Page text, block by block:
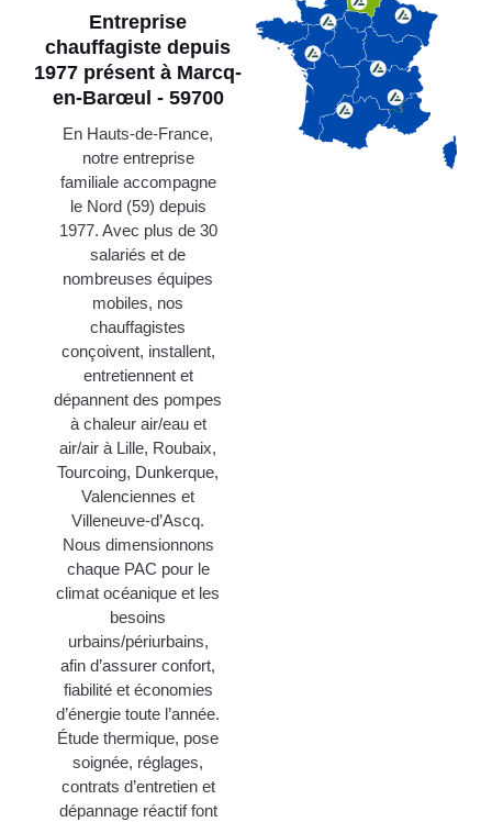
Entreprise
chauffagiste depuis
1977 présent à Marcq-
en-Barœul - 59700
En Hauts-de-France,
notre entreprise
familiale accompagne
le Nord (59) depuis
1977. Avec plus de 30
salariés et de
nombreuses équipes
mobiles, nos
chauffagistes
conçoivent, installent,
entretiennent et
dépannent des pompes
à chaleur air/eau et
air/air à Lille, Roubaix,
Tourcoing, Dunkerque,
Valenciennes et
Villeneuve-d’Ascq.
Nous dimensionnons
chaque PAC pour le
climat océanique et les
besoins
urbains/périurbains,
afin d’assurer confort,
fiabilité et économies
d’énergie toute l’année.
Étude thermique, pose
soignée, réglages,
contrats d’entretien et
dépannage réactif font